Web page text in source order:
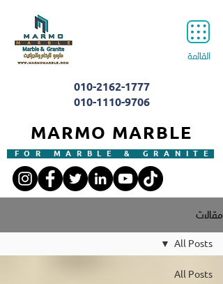
القائمة
MARMO MARBLE
FOR MARBLE & GRANITE
010-2162-1777
010-1110-9706
مقالات
All Posts
All Posts